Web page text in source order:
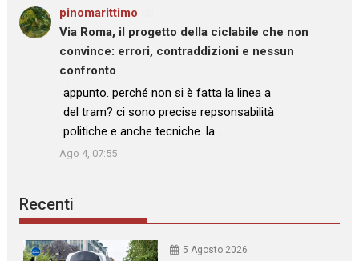
pinomarittimo
Via Roma, il progetto della ciclabile che non
convince: errori, contraddizioni e nessun
confronto
: “
appunto. perché non si è fatta la linea a
del tram? ci sono precise repsonsabilità
politiche e anche tecniche. la…
”
Ago 4, 07:55
Recenti
5 Agosto 2026